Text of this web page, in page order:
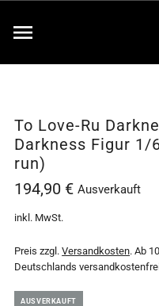
To Love-Ru
Darkness Figur
run)
194,90 € Ausverkauft
inkl. MwSt.
Preis zzgl.Versandkosten. Ab
Deutschlands
AUSVERKAUFT